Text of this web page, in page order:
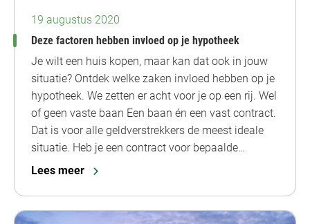
19 augustus 2020
Deze factoren hebben invloed op je hypotheek
Je wilt een huis kopen, maar kan dat ook in jouw
situatie? Ontdek welke zaken invloed hebben op je
hypotheek. We zetten er acht voor je op een rij. Wel
of geen vaste baan Een baan én een vast contract.
Dat is voor alle geldverstrekkers de meest ideale
situatie. Heb je een contract voor bepaalde…
Lees meer